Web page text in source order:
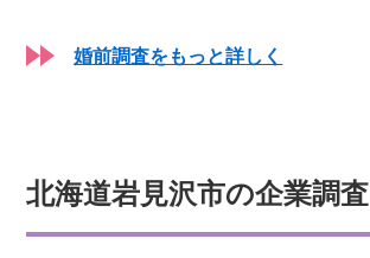
婚前調査をもっと詳しく
北海道岩見沢市の企業調査